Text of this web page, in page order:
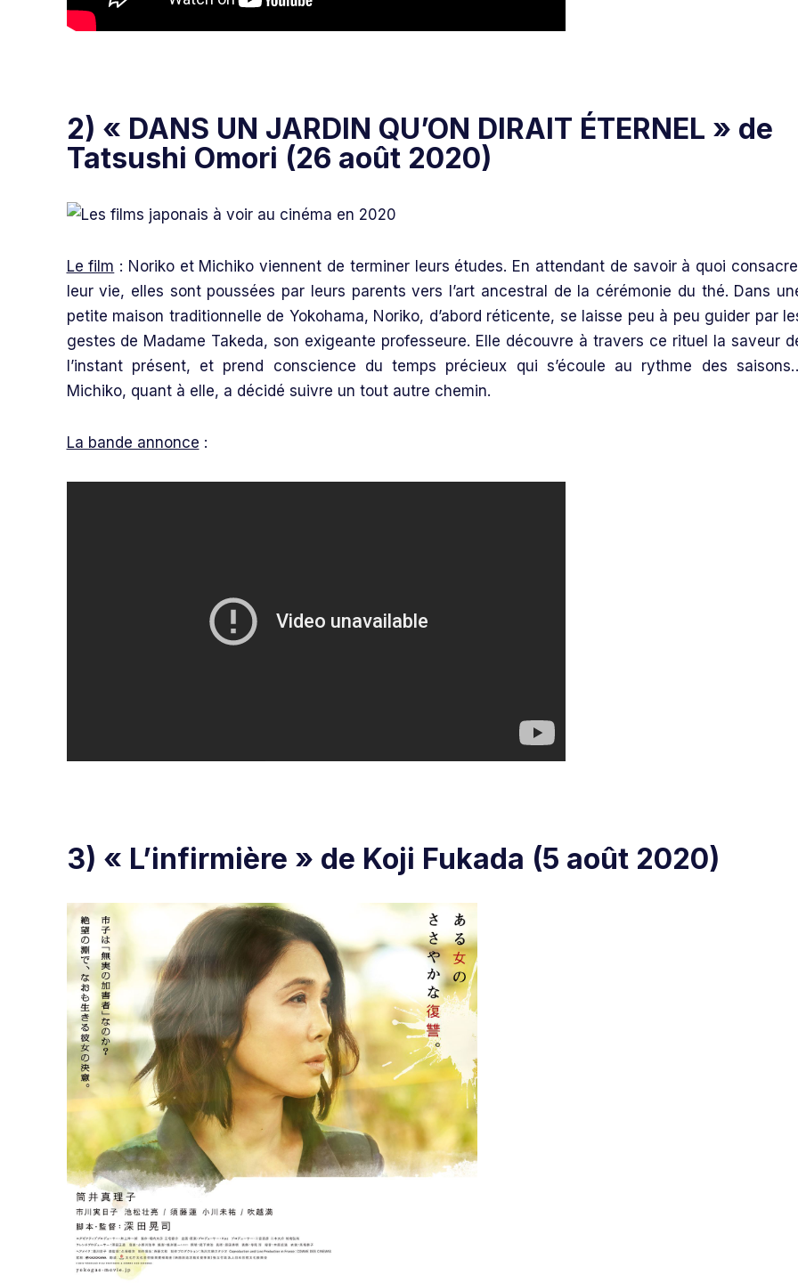
2) « DANS UN JARDIN QU’ON DIRAIT ÉTERNEL » de
Tatsushi Omori (26 août 2020)
Le film : Noriko et Michiko viennent de terminer leurs études. En attendant de savoir à quoi
leur vie, elles sont poussées par leurs parents vers l’art ancestral de la cérémonie du thé. Dans
petite maison traditionnelle de Yokohama, Noriko, d’abord réticente, se laisse peu à peu guider par
gestes de Madame Takeda, son exigeante professeure. Elle découvre à travers ce rituel la saveur
l’instant présent, et prend conscience du temps précieux qui s’écoule au rythme des
Michiko, quant à elle, a décidé suivre un tout autre chemin.
La bande annonce :
3) « L’infirmière » de Koji Fukada (5 août 2020)